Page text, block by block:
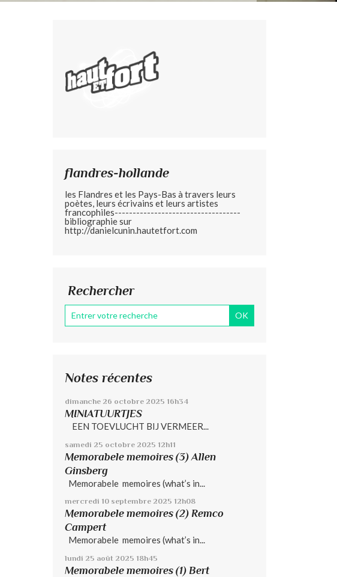
flandres-hollande
les Flandres et les Pays-Bas à travers leurs
poètes, leurs écrivains et leurs artistes
francophiles-----------------------------------
bibliographie sur
http://danielcunin.hautetfort.com
Rechercher
Notes récentes
dimanche 26 octobre 2025 16h34
MINIATUURTJES
EEN TOEVLUCHT BIJ VERMEER...
samedi 25 octobre 2025 12h11
Memorabele memoires (3) Allen
Ginsberg
Memorabele memoires (what’s in...
mercredi 10 septembre 2025 12h08
Memorabele memoires (2) Remco
Campert
Memorabele memoires (what’s in...
lundi 25 août 2025 18h45
Memorabele memoires (1) Bert